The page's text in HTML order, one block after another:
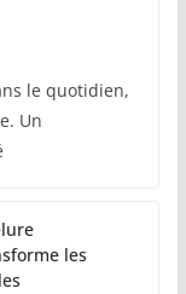
le quotidien,
Un
les